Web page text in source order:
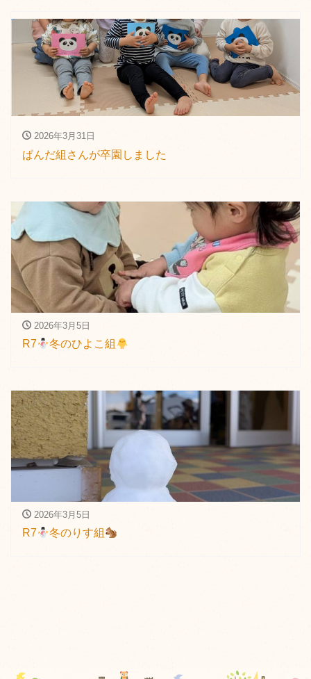
2026年3月31日
ぱんだ組さんが卒園しました
2026年3月5日
R7 冬のひよこ組
2026年3月5日
R7 冬のりす組